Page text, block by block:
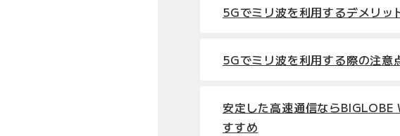
5Gでミリ波を利用するデメリッ
5Gでミリ波を利用する際の注意
安定した高速通信なら
すすめ